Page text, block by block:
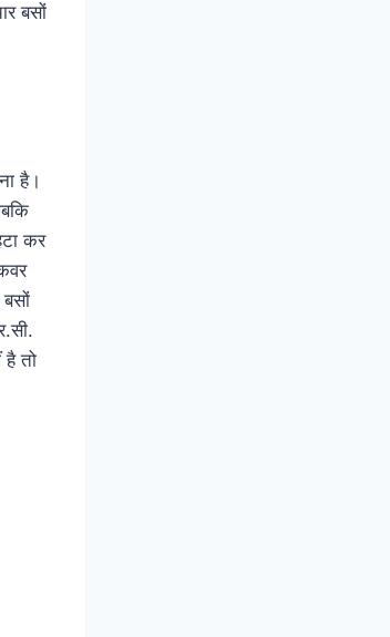
बसों
है।
कर
है तो